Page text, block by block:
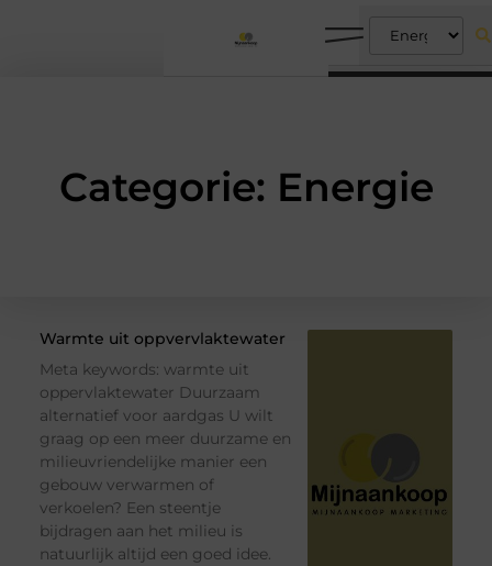
Categorie: Energie
Warmte uit oppvervlaktewater
Meta keywords: warmte uit
oppervlaktewater Duurzaam
alternatief voor aardgas U wilt
graag op een meer duurzame en
milieuvriendelijke manier een
gebouw verwarmen of
verkoelen? Een steentje
bijdragen aan het milieu is
natuurlijk altijd een goed idee.